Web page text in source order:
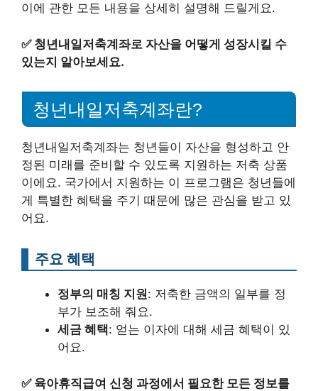
이에 관한 모든 내용을 상세히 설명해 드릴게요.
✅ 청년내일저축계좌로 자산을 어떻게 성장시킬 수
있는지 알아보세요.
청년내일저축계좌란?
청년내일저축계좌는 청년들이 자산을 형성하고 안
정된 미래를 준비할 수 있도록 지원하는 저축 상품
이에요. 국가에서 지원하는 이 프로그램은 청년들에
게 특별한 혜택을 주기 때문에 많은 관심을 받고 있
어요.
주요 혜택
정부의 매칭 지원: 저축한 금액의 일부를 정
부가 보조해 줘요.
세금 혜택: 얻는 이자에 대해 세금 혜택이 있
어요.
✅ 육아휴직급여 신청 과정에서 필요한 모든 정보를